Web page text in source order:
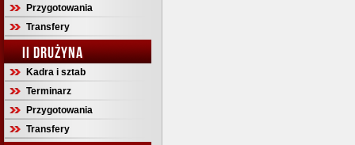
Przygotowania
Transfery
II DRUŻYNA
Kadra i sztab
Terminarz
Przygotowania
Transfery